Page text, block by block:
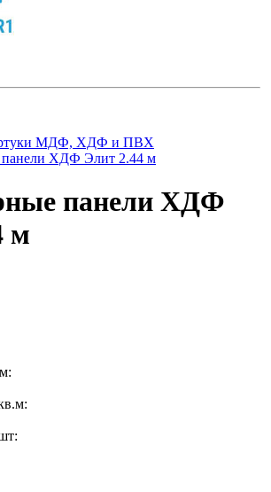
МДФ, ХДФ и ПВХ
панели ХДФ Элит 2.44 м
панели ХДФ
м